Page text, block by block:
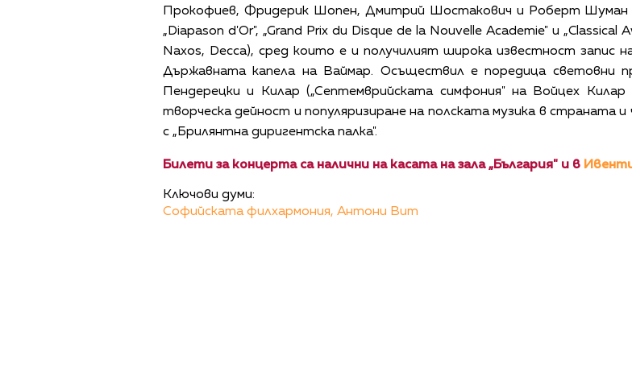
Прокофиев, Фридерик Шопен, Дмитрий Шостакович и Роберт Шуман
„Diapason d'Or", „Grand Prix du Disque de la Nouvelle Academie" и
Naxos, Decca), сред които е и получилият широка известност запис
Държавната капела на Ваймар. Осъществил е поредица световни
Пендерецки и Килар („Септемврийската симфония" на Войцех
творческа дейност и популяризиране на полската музика в
с „Брилянтна диригентска палка".
Билети за концерта са налични на касата на зала „България" и в
Ключови думи:
Софийската филхармония, Антони Вит